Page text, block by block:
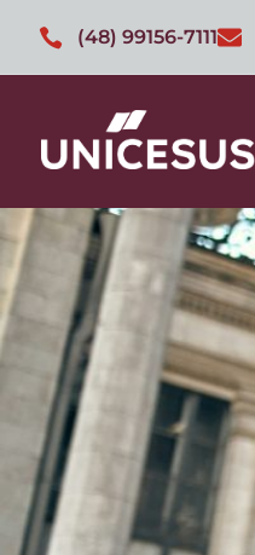
(48) 99156-7111